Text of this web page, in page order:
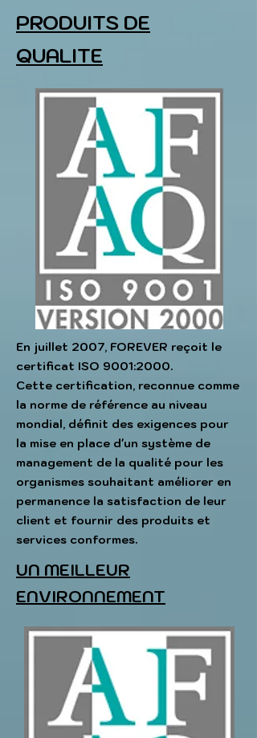
PRODUITS DE
QUALITE
En juillet 2007, FOREVER reçoit le
certificat ISO 9001:2000.
Cette certification, reconnue comme
la norme de référence au niveau
mondial, définit des exigences pour
la mise en place d'un système de
management de la qualité pour les
organismes souhaitant améliorer en
permanence la satisfaction de leur
client et fournir des produits et
services conformes.
UN MEILLEUR
ENVIRONNEMENT